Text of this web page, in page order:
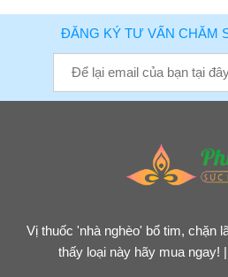
ĐĂNG KÝ TƯ VẤN CHĂM
Vị thuốc 'nhà nghèo' bổ tim, chặn
thấy loại này hãy mua ngay!